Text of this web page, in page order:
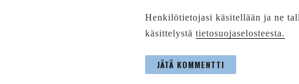
Henkilötietojasi käsitellään ja ne
käsittelystä tietosuojaselosteesta.